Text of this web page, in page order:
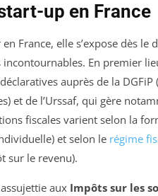
up en France
France, elle s’expose dès le
incontournables. En premier
auprès de la DGFiP
et de l’Urssaf, qui gère
fiscales varient selon la
et selon le régime
sur le revenu).
aux Impôts sur les